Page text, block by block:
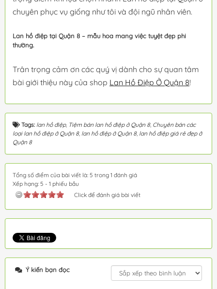
chuyên phục vụ giống như tôi và đội ngũ nhân viên.
Lan hồ điệp tại Quận 8 – mẫu hoa mang việc tuyệt đẹp phi
thường.
Trân trọng cảm ơn các quý vị dành cho sự quan tâm
bài giới thiệu này của shop Lan Hồ Điệp Ở Quận 8!
Tags: lan hồ điệp, Tiệm bán lan hồ điệp ở Quận 8, Chuyên bán các
loại lan hồ điệp ở Quận 8, lan hồ điệp ở Quận 8, lan hồ điệp giá rẻ đẹp ở
Quận 8
Tổng số điểm của bài viết là: 5 trong 1 đánh giá
Xếp hạng: 5 - 1 phiếu bầu
Click để đánh giá bài viết
Ý kiến bạn đọc